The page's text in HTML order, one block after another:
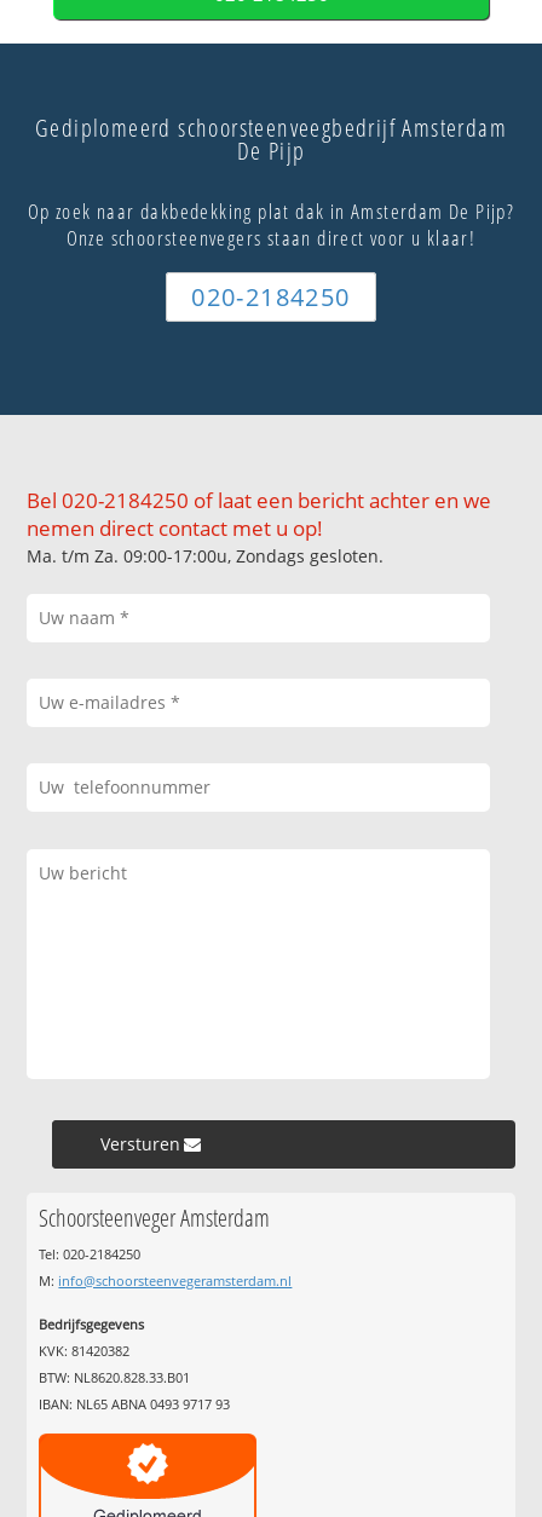
Gediplomeerd schoorsteenveegbedrijf Amsterdam
De Pijp
Op zoek naar dakbedekking plat dak in Amsterdam De Pijp?
Onze schoorsteenvegers staan direct voor u klaar!
020-2184250
Bel 020-2184250 of laat een bericht achter en we
nemen direct contact met u op!
Ma. t/m Za. 09:00-17:00u, Zondags gesloten.
Versturen »
Schoorsteenveger Amsterdam
Tel: 020-2184250
M: info@schoorsteenvegeramsterdam.nl
Bedrijfsgegevens
KVK: 81420382
BTW: NL8620.828.33.B01
IBAN: NL65 ABNA 0493 9717 93